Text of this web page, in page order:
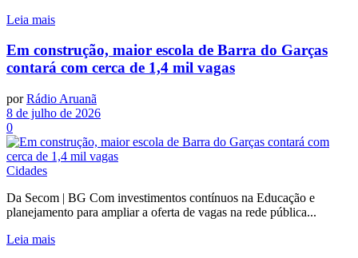
Leia mais
Em construção, maior escola de Barra do Garças
contará com cerca de 1,4 mil vagas
por Rádio Aruanã
8 de julho de 2026
0
Cidades
Da Secom | BG Com investimentos contínuos na Educação e
planejamento para ampliar a oferta de vagas na rede pública...
Leia mais